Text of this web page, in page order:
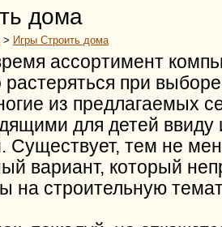
дома
> Игры Строить дома
ассортимент
растеряться при
из предлагаемых
для детей
Существует, тем не
вариант, который
на строительную